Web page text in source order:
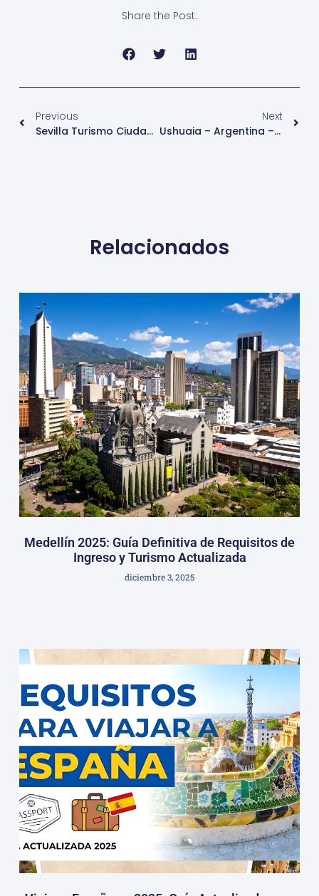
Share the Post:
Previous
Sevilla Turismo Ciudades Del Mundo
Next
Ushuaia – Argentina – Turismo Top – Ciudades Del Mundo
Relacionados
Medellín 2025: Guía Definitiva de Requisitos de
Ingreso y Turismo Actualizada
diciembre 3, 2025